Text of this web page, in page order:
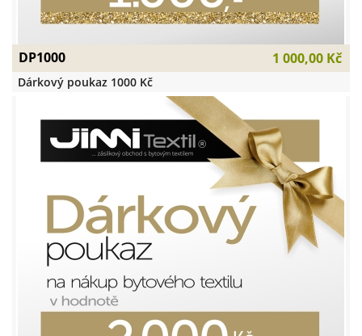
DP1000 1 000,00 Kč
Dárkový poukaz 1000 Kč